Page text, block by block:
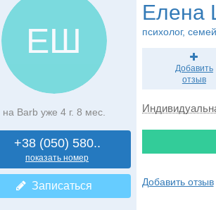
ЕШ
на Barb уже 4 г. 8 мес.
+38 (050) 580..
показать номер
Записаться
Елена
психолог,
Добавить
отзыв
Добавить отзыв